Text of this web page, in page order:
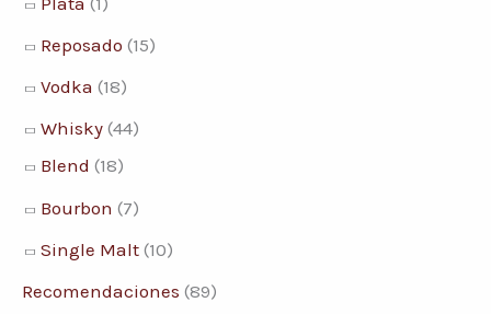
Reposado (15)
Vodka (18)
Whisky (44)
Blend (18)
Bourbon (7)
Single Malt (10)
Recomendaciones (89)